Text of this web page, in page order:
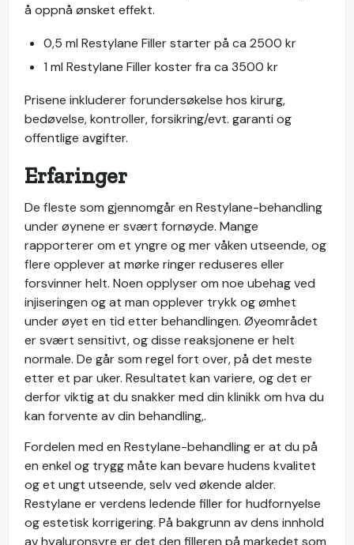
å oppnå ønsket effekt.
0,5 ml Restylane Filler starter på ca 2500 kr
1 ml Restylane Filler koster fra ca 3500 kr
Prisene inkluderer forundersøkelse hos kirurg,
bedøvelse, kontroller, forsikring/evt. garanti og
offentlige avgifter.
Erfaringer
De fleste som gjennomgår en Restylane-behandling
under øynene er svært fornøyde. Mange
rapporterer om et yngre og mer våken utseende, og
flere opplever at mørke ringer reduseres eller
forsvinner helt. Noen opplyser om noe ubehag ved
injiseringen og at man opplever trykk og ømhet
under øyet en tid etter behandlingen. Øyeområdet
er svært sensitivt, og disse reaksjonene er helt
normale. De går som regel fort over, på det meste
etter et par uker. Resultatet kan variere, og det er
derfor viktig at du snakker med din klinikk om hva du
kan forvente av din behandling,.
Fordelen med en Restylane-behandling er at du på
en enkel og trygg måte kan bevare hudens kvalitet
og et ungt utseende, selv ved økende alder.
Restylane er verdens ledende filler for hudfornyelse
og estetisk korrigering. På bakgrunn av dens innhold
av hyaluronsyre er det den filleren på markedet som